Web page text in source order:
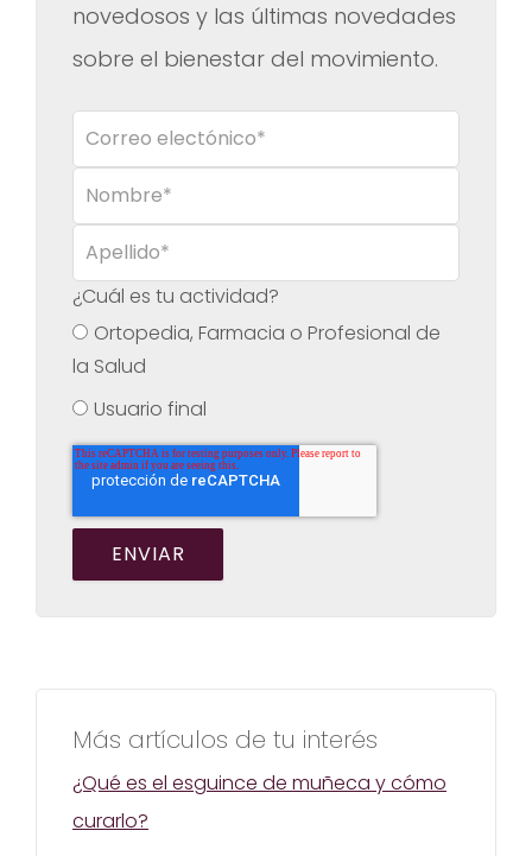
novedosos y las últimas novedades
sobre el bienestar del movimiento.
¿Cuál es tu actividad?
Ortopedia, Farmacia o Profesional de
la Salud
Usuario final
Más artículos de tu interés
¿Qué es el esguince de muñeca y cómo
curarlo?